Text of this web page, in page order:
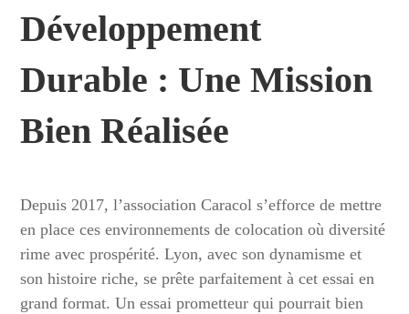
Développement
Durable : Une Mission
Bien Réalisée
Depuis 2017, l’association Caracol s’efforce de mettre
en place ces environnements de colocation où diversité
rime avec prospérité. Lyon, avec son dynamisme et
son histoire riche, se prête parfaitement à cet essai en
grand format. Un essai prometteur qui pourrait bien